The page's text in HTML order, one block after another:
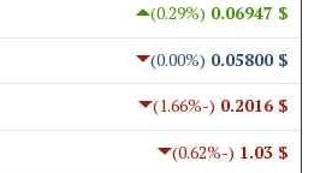
$ 0.06947
(0.29%)
$ 0.05800
(0.00%)
$ 0.2016
(-1.66%)
$ 1.03
(-0.62%)